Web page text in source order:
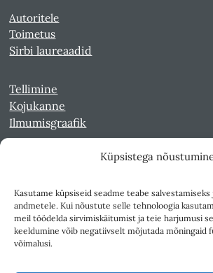
Küpsistega
Kasutame küpsiseid seadme teabe salvestamiseks
andmetele. Kui nõustute selle tehnoloogia
meil töödelda sirvimiskäitumist ja teie harjumusi
keeldumine võib negatiivselt mõjutada mõningaid
võimalusi.
Autoritele
Toimetus
Sirbi laureaadid
Tellimine
Kojukanne
Ilmumisgraafik
Kultuurileht 1994-1997
Reede 1989-1990
Sirp ja Vasar 1940-1989